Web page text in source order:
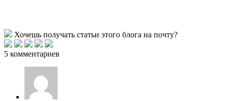
Хочешь получать статьи этого блога на почту?
5 комментариев